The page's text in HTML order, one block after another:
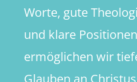
Worte, gute
und klare
ermöglichen wir
Glauben an